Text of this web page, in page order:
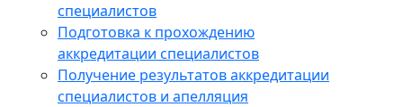
специалистов
Подготовка к прохождению
аккредитации специалистов
Получение результатов аккредитации
специалистов и апелляция